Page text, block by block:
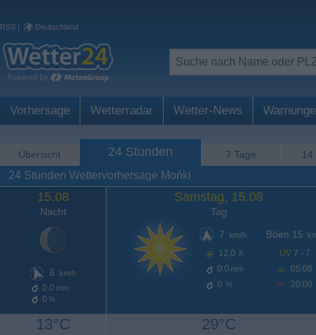
RSS | Deutschland
Vorhersage Wetterradar Wetter-News
Übersicht 24 Stunden 7 Tage 14
24 Stunden Wettervorhersage Mońki
15.08
Nacht
6 km/h
0.0 mm
0 %
13°C
Samstag, 15.08
Tag
7
km/h
12,0 h
0.0 mm
0 %
Böen 15
UV 7 - 7
05:06
20:00
29°C